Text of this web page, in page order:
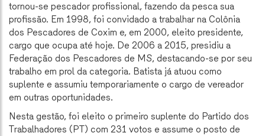
tornou-se pescador profissional, fazendo da pesca sua
profissão. Em 1998, foi convidado a trabalhar na Colônia
dos Pescadores de Coxim e, em 2000, eleito presidente,
cargo que ocupa até hoje. De 2006 a 2015, presidiu a
Federação dos Pescadores de MS, destacando-se por seu
trabalho em prol da categoria. Batista já atuou como
suplente e assumiu temporariamente o cargo de vereador
em outras oportunidades.
Nesta gestão, foi eleito o primeiro suplente do Partido dos
Trabalhadores (PT) com 231 votos e assume o posto de